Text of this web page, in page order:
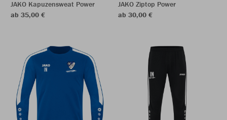
JAKO Kapuzensweat Power
ab 35,00 €
JAKO Ziptop Power
ab 30,00 €